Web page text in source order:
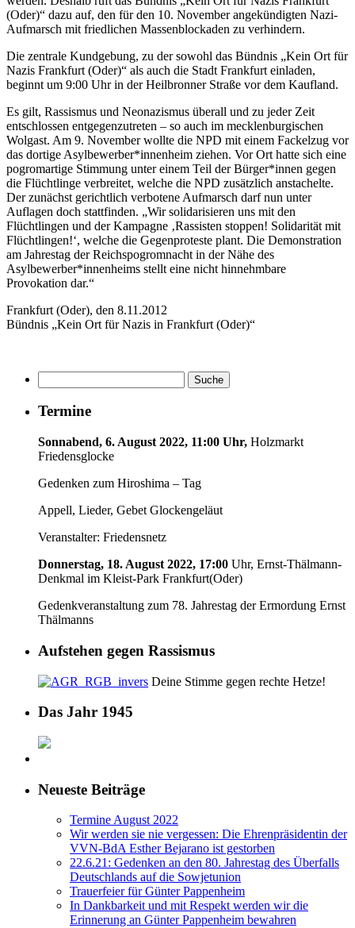
(Oder)“ dazu auf, den für den 10. November angekündigten Nazi-
Aufmarsch mit friedlichen Massenblockaden zu verhindern.
Die zentrale Kundgebung, zu der sowohl das Bündnis „Kein Ort für
Nazis Frankfurt (Oder)“ als auch die Stadt Frankfurt einladen,
beginnt um 9:00 Uhr in der Heilbronner Straße vor dem Kaufland.
Es gilt, Rassismus und Neonazismus überall und zu jeder Zeit
entschlossen entgegenzutreten – so auch im mecklenburgischen
Wolgast. Am 9. November wollte die NPD mit einem Fackelzug vor
das dortige Asylbewerber*innenheim ziehen. Vor Ort hatte sich eine
pogromartige Stimmung unter einem Teil der Bürger*innen gegen
die Flüchtlinge verbreitet, welche die NPD zusätzlich anstachelte.
Der zunächst gerichtlich verbotene Aufmarsch darf nun unter
Auflagen doch stattfinden. „Wir solidarisieren uns mit den
Flüchtlingen und der Kampagne ‚Rassisten stoppen! Solidarität mit
Flüchtlingen!‘, welche die Gegenproteste plant. Die Demonstration
am Jahrestag der Reichspogromnacht in der Nähe des
Asylbewerber*innenheims stellt eine nicht hinnehmbare
Provokation dar.“
Frankfurt (Oder), den 8.11.2012
Bündnis „Kein Ort für Nazis in Frankfurt (Oder)“
Termine
Sonnabend, 6. August 2022, 11:00 Uhr, Holzmarkt
Friedensglocke
Gedenken zum Hiroshima – Tag
Appell, Lieder, Gebet Glockengeläut
Veranstalter: Friedensnetz
Donnerstag, 18. August 2022, 17:00 Uhr, Ernst-Thälmann-
Denkmal im Kleist-Park Frankfurt(Oder)
Gedenkveranstaltung zum 78. Jahrestag der Ermordung Ernst
Thälmanns
Aufstehen gegen Rassismus
Deine Stimme gegen rechte Hetze!
Das Jahr 1945
Neueste Beiträge
Termine August 2022
Wir werden sie nie vergessen: Die Ehrenpräsidentin der
VVN-BdA Esther Bejarano ist gestorben
22.6.21: Gedenken an den 80. Jahrestag des Überfalls
Deutschlands auf die Sowjetunion
Trauerfeier für Günter Pappenheim
In Dankbarkeit und mit Respekt werden wir die
Erinnerung an Günter Pappenheim bewahren